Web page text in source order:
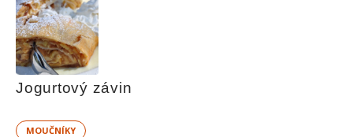
Jogurtový závin
MOUČNÍKY